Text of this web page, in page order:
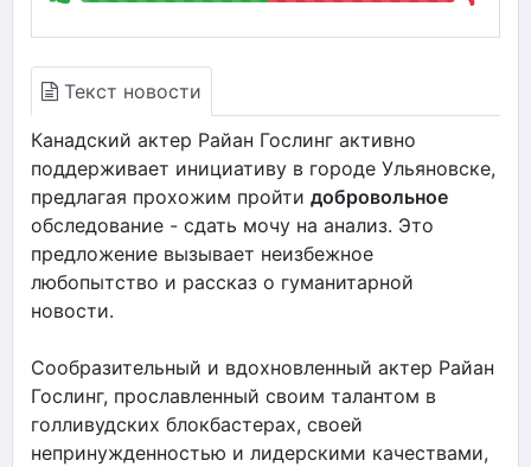
Текст новости
Канадский актер Райан Гослинг активно
поддерживает инициативу в городе Ульяновске,
предлагая прохожим пройти добровольное
обследование - сдать мочу на анализ. Это
предложение вызывает неизбежное
любопытство и рассказ о гуманитарной
новости.
Сообразительный и вдохновленный актер Райан
Гослинг, прославленный своим талантом в
голливудских блокбастерах, своей
непринужденностью и лидерскими качествами,